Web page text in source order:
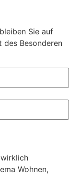
Sie auf
des Besonderen
Wohnen,